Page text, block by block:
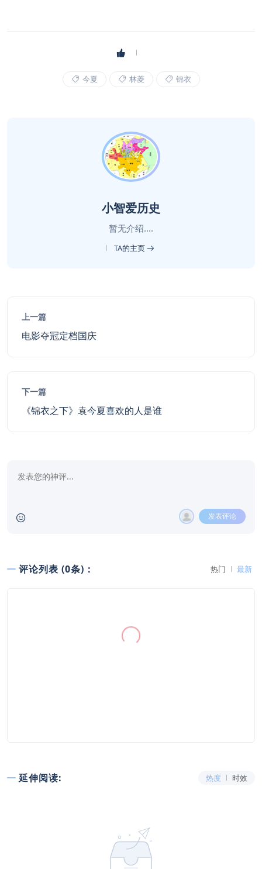
今夏 林菱 锦衣
小智爱历史
暂无介绍....
TA的主页
上一篇
电影夺冠定档国庆
下一篇
《锦衣之下》袁今夏喜欢的人是谁
发表评论
评论列表 (0条)： 热门 最新
延伸阅读: 热度 时效